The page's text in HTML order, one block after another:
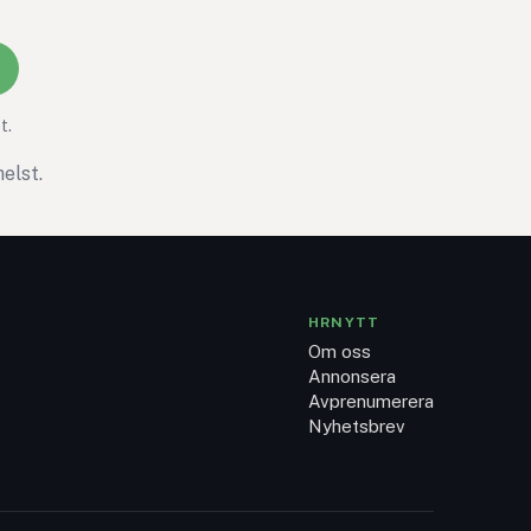
HRNYTT
Om oss
Annonsera
Avprenumerera
Nyhetsbrev